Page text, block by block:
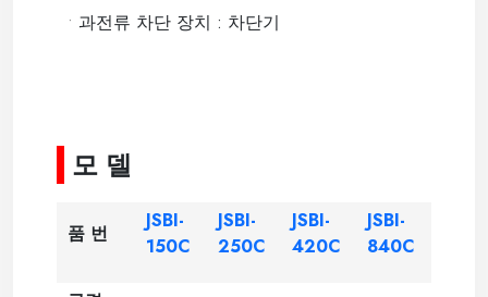
• 과전류 차단 장치 : 차단기
모 델
품 번
JSBI-
150C
JSBI-
250C
JSBI-
420C
JSBI-
840C